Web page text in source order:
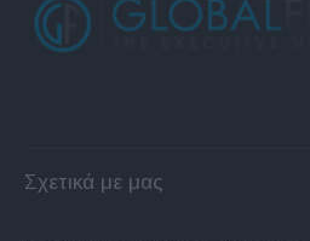
Σχετικά με μας